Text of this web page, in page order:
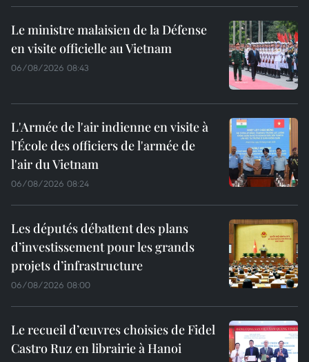
Le ministre malaisien de la Défense
en visite officielle au Vietnam
06/08/2026 08:43
L'Armée de l'air indienne en visite à
l'École des officiers de l'armée de
l'air du Vietnam
06/08/2026 08:24
Les députés débattent des plans
d’investissement pour les grands
projets d’infrastructure
06/08/2026 08:00
Le recueil d’œuvres choisies de Fidel
Castro Ruz en librairie à Hanoi